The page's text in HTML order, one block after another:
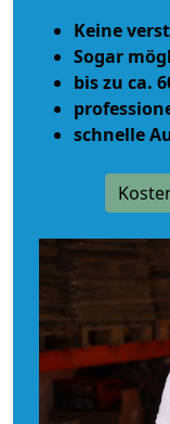
Keine
Sogar
bis zu ca.
schnelle